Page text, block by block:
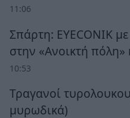
11:06
Σπάρτη: EYECONIK
στην «Ανοικτή πόλη»
10:53
Τραγανοί
μυρωδικά)